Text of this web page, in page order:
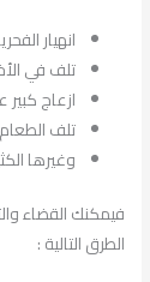
انهيار
تلف في
ازعاج
تلف
وغيرها
فيمكنك القضاء
الطرق التالية :